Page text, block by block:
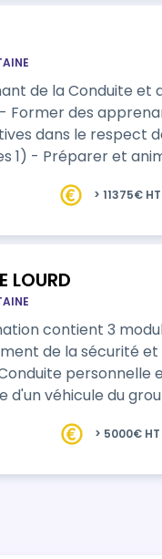
de la Conduite et
Former des
dans le respect
1) - Préparer et
2) Possibilité de
> 11375€ HT
LOURD
contient 3
personnelle
d'un véhicule du
> 5000€ HT